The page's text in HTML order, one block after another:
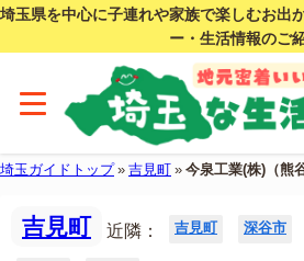
埼玉県を中心に子連れや家族で楽しむお出
ー・生活情報のご
埼玉ガイドトップ» 吉見町 » 今泉工業(株)（熊
吉見町 近隣： 吉見町 深谷市